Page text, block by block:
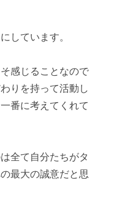
しています。
感じることなので
りを持って活動し
番に考えてくれて
全て自分たちがタ
最大の誠意だと思